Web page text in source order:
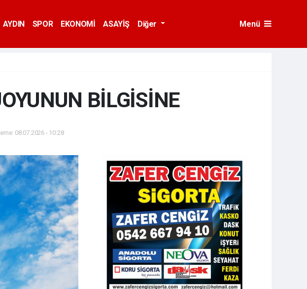
AYDIN SPOR EKONOMİ ASAYİŞ Diğer Menü
BİLGİSİNE
08.07.2026 - 10:28